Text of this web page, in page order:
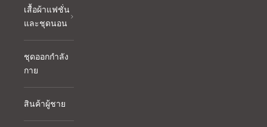
เสื้อผ้าแฟชั่น
และชุดนอน
ชุดออกกำลัง
กาย
สินค้าผู้ชาย